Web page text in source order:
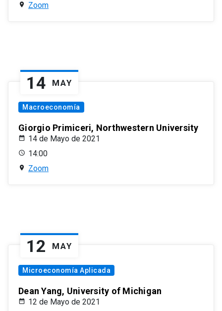
Zoom
14 MAY
Macroeconomía
Giorgio Primiceri, Northwestern University
14 de Mayo de 2021
14:00
Zoom
12 MAY
Microeconomía Aplicada
Dean Yang, University of Michigan
12 de Mayo de 2021